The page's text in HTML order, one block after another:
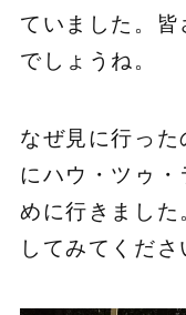
ていました。
でしょうね。
なぜ見に行っ
にハウ・ツゥ
めに行きまし
してみてくださ